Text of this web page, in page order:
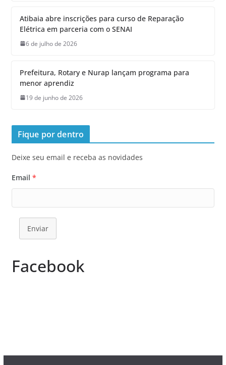
Atibaia abre inscrições para curso de Reparação
Elétrica em parceria com o SENAI
6 de julho de 2026
Prefeitura, Rotary e Nurap lançam programa para
menor aprendiz
19 de junho de 2026
Fique por dentro
Deixe seu email e receba as novidades
Email *
Enviar
Facebook